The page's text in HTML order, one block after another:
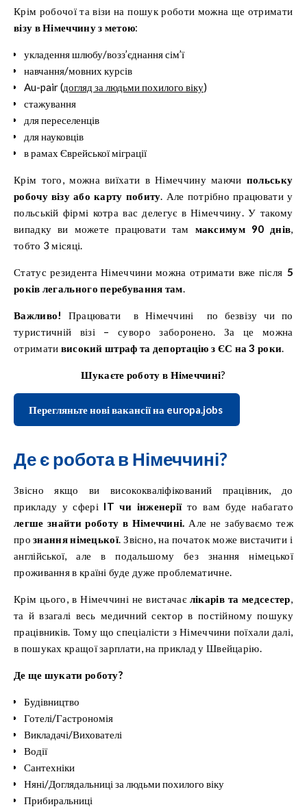
Крім робочої та візи на пошук роботи можна ще отримати
візу в Німеччину з метою:
укладення шлюбу/возз’єднання сім’ї
навчання/мовних курсів
Au-pair (догляд за людьми похилого віку)
стажування
для переселенців
для науковців
в рамах Єврейської міграції
Крім того, можна виїхати в Німеччину маючи польську
робочу візу або карту побиту. Але потрібно працювати у
польській фірмі котра вас делегує в Німеччину. У такому
випадку ви можете працювати там максимум 90 днів,
тобто 3 місяці.
Статус резидента Німеччини можна отримати вже після 5
років легального перебування там.
Важливо! Працювати в Німеччині по безвізу чи по
туристичній візі – суворо заборонено. За це можна
отримати високий штраф та депортацію з ЄС на 3 роки.
Шукаєте роботу в Німеччині?
Перегляньте нові вакансії на europa.jobs
Де є робота в Німеччині?
Звісно якщо ви висококваліфікований працівник, до
прикладу у сфері IT чи інженерії то вам буде набагато
легше знайти роботу в Німеччині. Але не забуваємо теж
прознання німецької. Звісно, на початок може вистачити і
англійської, але в подальшому без знання німецької
проживання в країні буде дуже проблематичне.
Крім цього, в Німеччині не вистачає лікарів та медсестер,
та й взагалі весь медичний сектор в постійному пошуку
працівників. Тому що спеціалісти з Німеччини поїхали далі,
в пошуках кращої зарплати, на приклад у Швейцарію.
Де ще шукати роботу?
Будівництво
Готелі/Гастрономія
Викладачі/Вихователі
Водії
Сантехніки
Няні/Доглядальниці за людьми похилого віку
Прибиральниці